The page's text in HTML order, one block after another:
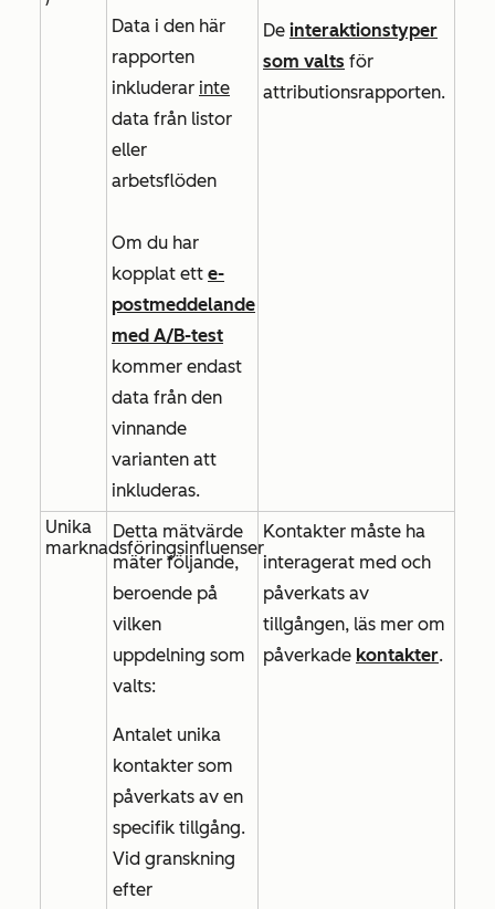
Data i den här
rapporten
inkluderar inte
data från listor
eller
arbetsflöden
Om du har
kopplat ett e-
postmeddelande
med A/B-test
kommer endast
data från den
vinnande
varianten att
inkluderas.
De interaktionstyper
som valts för
attributionsrapporten.
Unika
marknadsföringsinfluenser
Detta mätvärde
mäter följande,
beroende på
vilken
uppdelning som
valts:
Antalet unika
kontakter som
påverkats av en
specifik tillgång.
Vid granskning
efter
Kontakter måste ha
interagerat med och
påverkats av
tillgången, läs mer om
påverkade kontakter.